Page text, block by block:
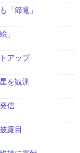
「節電」
」
トアップ
を観測
信
露目